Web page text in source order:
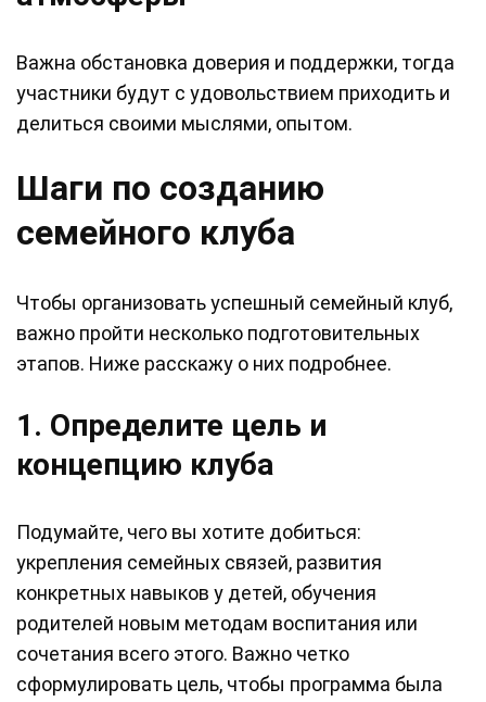
Важна обстановка доверия и поддержки, тогда
участники будут с удовольствием приходить и
делиться своими мыслями, опытом.
Шаги по созданию
семейного клуба
Чтобы организовать успешный семейный клуб,
важно пройти несколько подготовительных
этапов. Ниже расскажу о них подробнее.
1. Определите цель и
концепцию клуба
Подумайте, чего вы хотите добиться:
укрепления семейных связей, развития
конкретных навыков у детей, обучения
родителей новым методам воспитания или
сочетания всего этого. Важно четко
сформулировать цель, чтобы программа была